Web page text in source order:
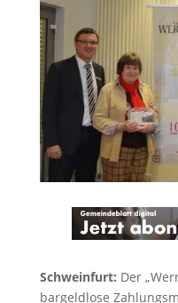
Schweinfurt: Der
bargeldlose